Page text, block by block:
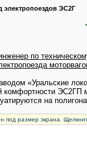
электропоездов ЭС2Г
по
«Уральские
комфортности
на
под размер экрана.